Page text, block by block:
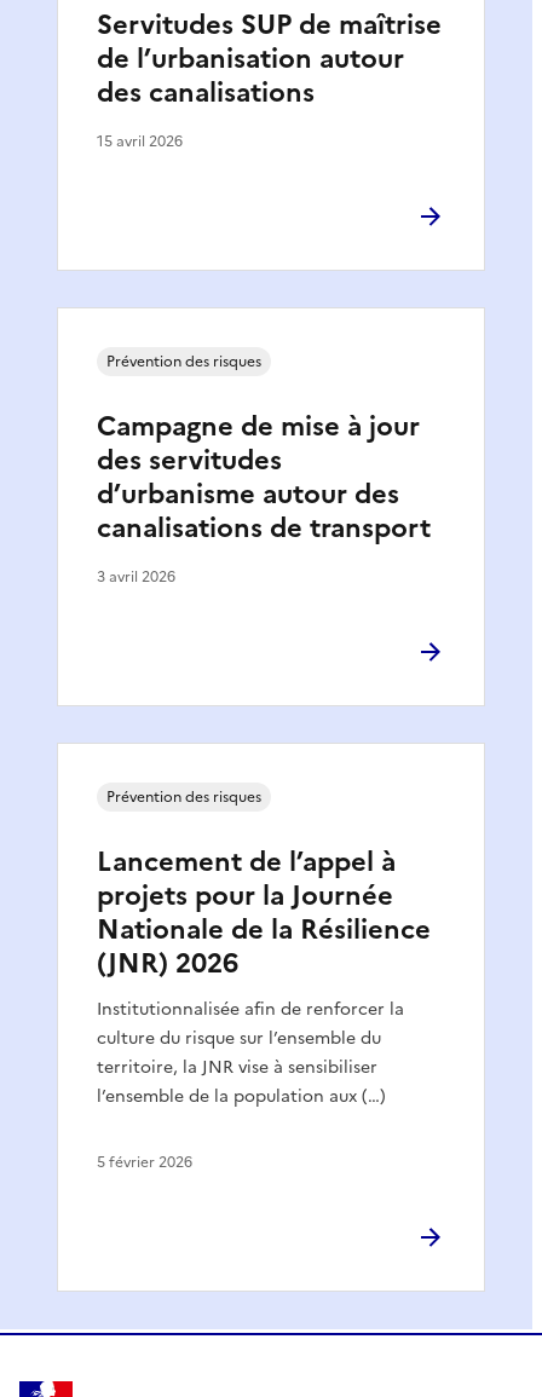
Servitudes SUP de maîtrise
de l’urbanisation autour
des canalisations
15 avril 2026
Campagne de mise à jour
des servitudes
d’urbanisme autour des
canalisations de transport
Prévention des risques
3 avril 2026
Lancement de l’appel à
projets pour la Journée
Nationale de la Résilience
(JNR) 2026
Institutionnalisée afin de renforcer la
culture du risque sur l’ensemble du
territoire, la JNR vise à sensibiliser
l’ensemble de la population aux (…)
Prévention des risques
5 février 2026